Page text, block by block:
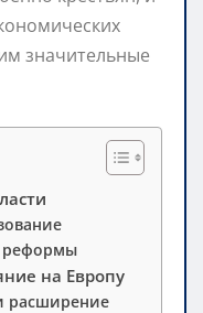
значительные
реформы
на Европу
расширение